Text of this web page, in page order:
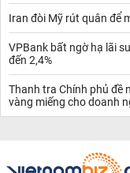
Iran đòi Mỹ rút quân để
VPBank bất ngờ hạ lãi
đến 2,4%
Thanh tra Chính phủ đề
vàng miếng cho doanh